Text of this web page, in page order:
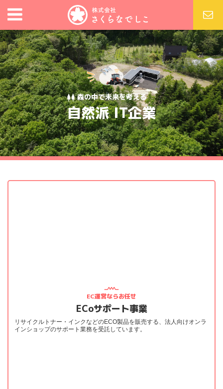
森の中で未来を考える
自然派 IT企業
EC運営ならお任せ
ECoサポート事業
リサイクルトナー・インクなどのECO製品を販売する、法人向けオンラ
インショップのサポート業務を受託しています。